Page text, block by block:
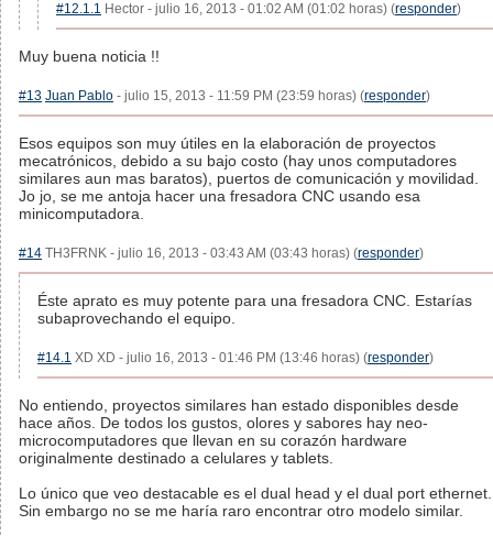
#12.1.1 Hector - julio 16, 2013 - 01:02 AM (01:02 horas) (responder)
Muy buena noticia !!
#13 Juan Pablo - julio 15, 2013 - 11:59 PM (23:59 horas) (responder)
Esos equipos son muy útiles en la elaboración de proyectos
mecatrónicos, debido a su bajo costo (hay unos computadores
similares aun mas baratos), puertos de comunicación y movilidad.
Jo jo, se me antoja hacer una fresadora CNC usando esa
minicomputadora.
#14 TH3FRNK - julio 16, 2013 - 03:43 AM (03:43 horas) (responder)
Éste aprato es muy potente para una fresadora CNC. Estarías
subaprovechando el equipo.
#14.1 XD XD - julio 16, 2013 - 01:46 PM (13:46 horas) (responder)
No entiendo, proyectos similares han estado disponibles desde
hace años. De todos los gustos, olores y sabores hay neo-
microcomputadores que llevan en su corazón hardware
originalmente destinado a celulares y tablets.
Lo único que veo destacable es el dual head y el dual port ethernet.
Sin embargo no se me haría raro encontrar otro modelo similar.